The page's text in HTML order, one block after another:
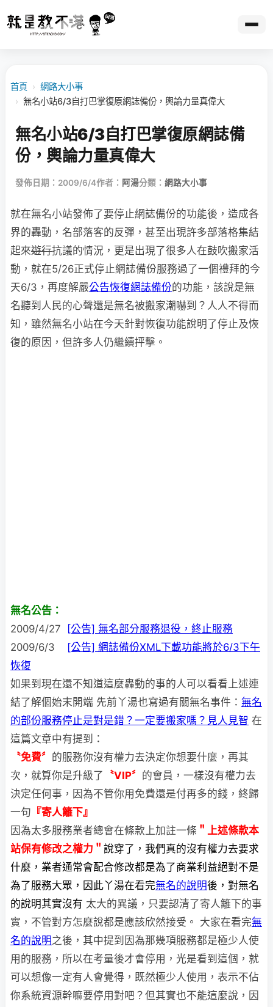
首頁 › 網路大小事
› 無名小站6/3自打巴掌復原網誌備份，輿論力量真偉大
無名小站6/3自打巴掌復原網誌備
份，輿論力量真偉大
發佈日期：2009/6/4作者： 阿湯分類： 網路大小事
就在無名小站發佈了要停止網誌備份的功能後，造成各
界的轟動，名部落客的反彈，甚至出現許多部落格集結
起來遊行抗議的情況，更是出現了很多人在鼓吹搬家活
動，就在5/26正式停止網誌備份服務過了一個禮拜的今
天6/3，再度解嚴公告恢復網誌備份的功能，該說是無
名聽到人民的心聲還是無名被搬家潮嚇到？人人不得而
知，雖然無名小站在今天針對恢復功能說明了停止及恢
復的原因，但許多人仍繼續抨擊。
無名公告：
2009/4/27
[公告] 無名部分服務退役，終止服務
2009/6/3 [公告] 網誌備份XML下載功能將於6/3下午
恢復
如果到現在還不知道這麼轟動的事的人可以看看上述連
結了解個始末開端 先前丫湯也寫過有關無名事件： 無名
的部份服務停止是對是錯？一定要搬家嗎？見人見智 在
這篇文章中有提到：
〝免費〞 的服務你沒有權力去決定你想要什麼，再其
次，就算你是升級了 〝VIP〞 的會員，一樣沒有權力去
決定任何事，因為不管你用免費還是付再多的錢，終歸
一句 『寄人籬下』
因為太多服務業者總會在條款上加註一條 ＂上述條款本
站保有修改之權力＂ 說穿了，我們真的沒有權力去要求
什麼，業者通常會配合修改都是為了商業利益絕對不是
為了服務大眾，因此丫湯在看完無名的說明後，對無名
的說明其實沒有 太大的異議，只要認清了寄人籬下的事
實，不管對方怎麼說都是應該欣然接受。 大家在看完無
名的說明之後，其中提到因為那幾項服務都是極少人使
用的服務， 所以在考量後才會停用，光是看到這個，就
可以想像一定有人會覺得，既然極少人使用，表示不佔
你系統資源幹嘛要停用對吧？但其實也不能這麼說，因